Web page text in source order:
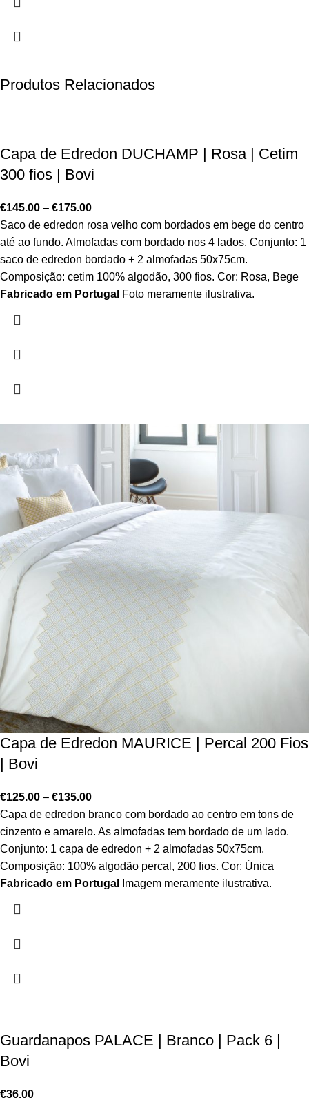
Produtos Relacionados
Capa de Edredon DUCHAMP | Rosa | Cetim
300 fios | Bovi
€145.00 – €175.00
Saco de edredon rosa velho com bordados em bege do centro
até ao fundo. Almofadas com bordado nos 4 lados. Conjunto: 1
saco de edredon bordado + 2 almofadas 50x75cm.
Composição: cetim 100% algodão, 300 fios. Cor: Rosa, Bege
Fabricado em Portugal Foto meramente ilustrativa.
Capa de Edredon MAURICE | Percal 200 Fios
| Bovi
€125.00 – €135.00
Capa de edredon branco com bordado ao centro em tons de
cinzento e amarelo. As almofadas tem bordado de um lado.
Conjunto: 1 capa de edredon + 2 almofadas 50x75cm.
Composição: 100% algodão percal, 200 fios. Cor: Única
Fabricado em Portugal
Imagem meramente ilustrativa.
Guardanapos PALACE | Branco | Pack 6 |
Bovi
€36.00